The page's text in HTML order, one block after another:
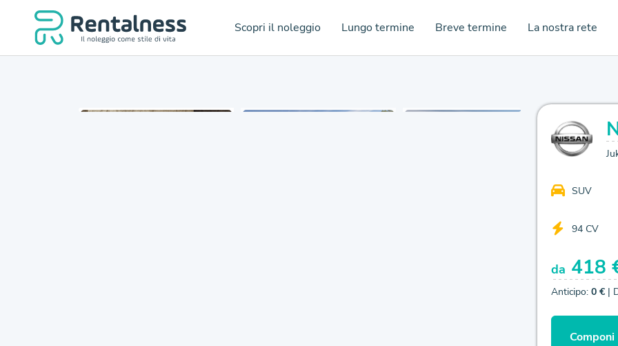
Scopri il noleggio Lungo termine Breve termine La nostra rete
SUV
94 CV
da 418
Anticipo: 0 € |